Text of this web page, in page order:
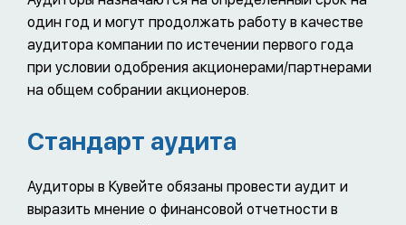
один год и могут продолжать работу в качестве
аудитора компании по истечении первого года
при условии одобрения акционерами/партнерами
на общем собрании акционеров.
Стандарт аудита
Аудиторы в Кувейте обязаны провести аудит и
выразить мнение о финансовой отчетности в